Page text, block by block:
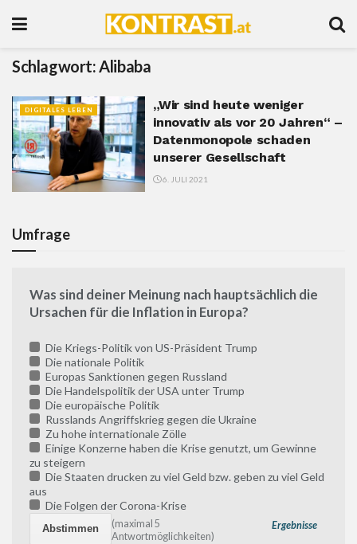
Schlagwort:Alibaba
DIGITALES LEBEN
„Wir sind heute weniger
innovativ als vor 20 Jahren“ –
Datenmonopole schaden
unserer Gesellschaft
6. JULI 2021
Umfrage
Was sind deiner Meinung nach hauptsächlich die
Ursachen für die Inflation in Europa?
Die Kriegs-Politik von US-Präsident Trump
Die nationale Politik
Europas Sanktionen gegen Russland
Die Handelspolitik der USA unter Trump
Die europäische Politik
Russlands Angriffskrieg gegen die Ukraine
Zu hohe internationale Zölle
Einige Konzerne haben die Krise genutzt, um Gewinne
zu steigern
Die Staaten drucken zu viel Geld bzw. geben zu viel Geld
aus
Die Folgen der Corona-Krise
Ergebnisse
(maximal 5
Antwortmöglichkeiten)